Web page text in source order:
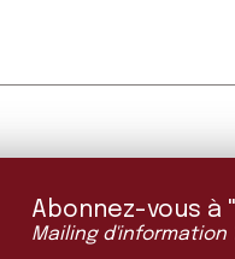
Abonnez-vous à
Mailing d'information